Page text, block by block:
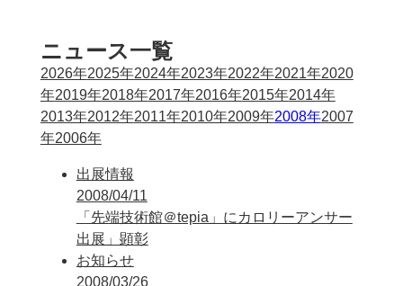
ニュース一覧
2026年2025年2024年2023年2022年2021年2020
年2019年2018年2017年2016年2015年2014年
2013年2012年2011年2010年2009年2008年2007
年2006年
出展情報
2008/04/11
「先端技術館＠tepia」にカロリーアンサー
出展」顕彰
お知らせ
2008/03/26